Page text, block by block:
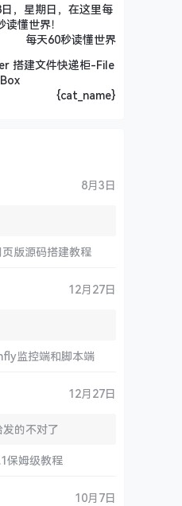
，星期日，在这里每
读懂世界！
每天60秒读懂世界
搭建文件快递柜-File
{cat_name}
8月3日
版源码搭建教程
12月27日
监控端和脚本端
12月27日
的不对了
保姆级教程
10月7日